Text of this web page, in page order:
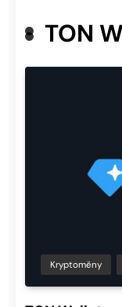
TON
Kryptoměny